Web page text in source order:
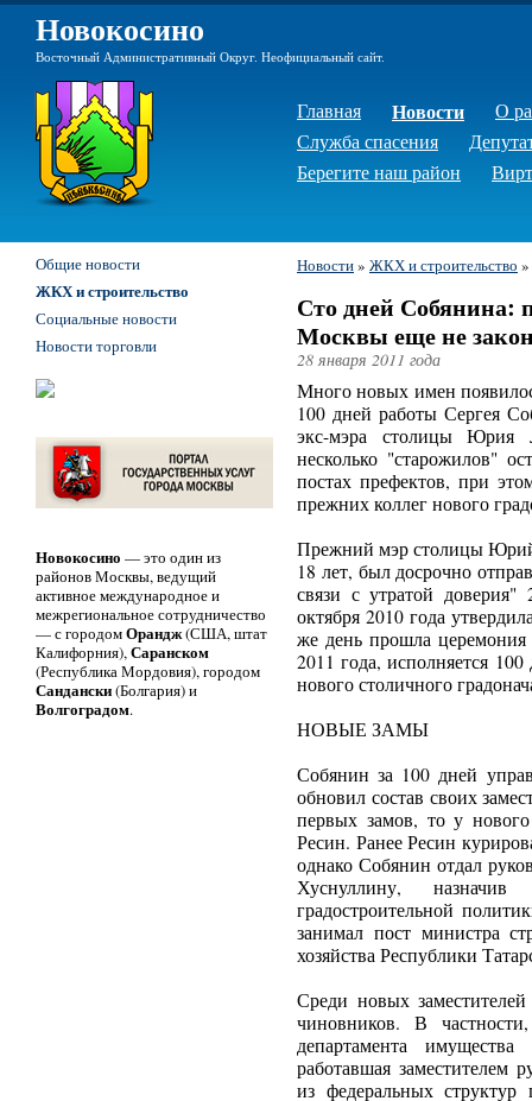
Новокосино
Восточный Административный Округ. Неофициальный сайт.
Главная Новости
О
Служба спасения
Берегите наш район
Новости» ЖКХ и строительство »
Сто дней Собянина:
Москвы еще не
28 января 2011 года
Много новых имен
100 дней работы Сергея
экс-мэра столицы Юрия
несколько "старожилов"
постах префектов, при
прежних коллег нового
Прежний мэр столицы
18 лет, был досрочно
связи с утратой
октября 2010 года
же день прошла
2011 года, исполняется
нового столичного
НОВЫЕ ЗАМЫ
Собянин за 100 дней
обновил состав своих
первых замов, то у
Ресин. Ранее Ресин
однако Собянин отдал
Хуснуллину,
градостроительной
занимал пост министра
хозяйства Республики
Среди новых
чиновников. В
департамента
работавшая заместителем
из федеральных
Общие новости
ЖКХ и строительство
Социальные новости
Новости торговли
Новокосино — это один из
районов Москвы, ведущий
активное международное и
межрегиональное сотрудничество
— с городомОрандж(США, штат
Калифорния),Саранском
(Республика Мордовия), городом
Сандански(Болгария) и
Волгоградом.